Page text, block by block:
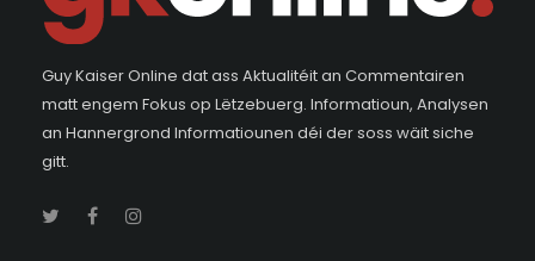
Guy Kaiser Online dat ass Aktualitéit an Commentairen
matt engem Fokus op Lëtzebuerg. Informatioun, Analysen
an Hannergrond Informatiounen déi der soss wäit siche
gitt.